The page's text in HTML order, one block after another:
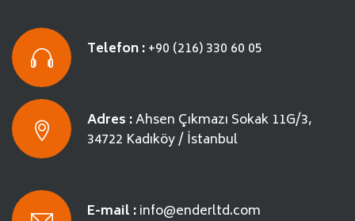
Telefon :+90 (216) 330 60 05
Adres :Ahsen Çıkmazı Sokak 11G/3,
34722 Kadıköy / İstanbul
E-mail :info@enderltd.com